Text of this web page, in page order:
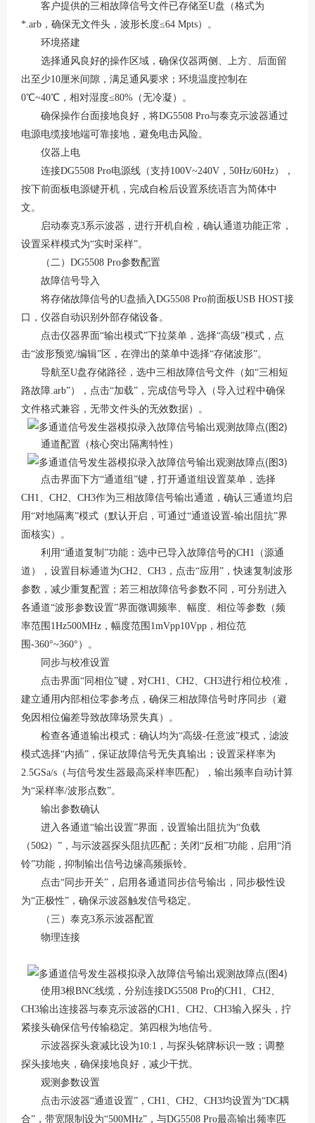
客户提供的三相故障信号文件已存储至U盘（格式为
*.arb，确保无文件头，波形长度≤64 Mpts）。
环境搭建
选择通风良好的操作区域，确保仪器两侧、上方、后面留
出至少10厘米间隙，满足通风要求；环境温度控制在
0℃~40℃，相对湿度≤80%（无冷凝）。
确保操作台面接地良好，将DG5508 Pro与泰克示波器通过
电源电缆接地端可靠接地，避免电击风险。
仪器上电
连接DG5508 Pro电源线（支持100V~240V，50Hz/60Hz），
按下前面板电源键开机，完成自检后设置系统语言为简体中
文。
启动泰克3系示波器，进行开机自检，确认通道功能正常，
设置采样模式为“实时采样”。
（二） DG5508 Pro参数配置
故障信号导入
将存储故障信号的U盘插入DG5508 Pro前面板USB HOST接
口，仪器自动识别外部存储设备。
点击仪器界面“输出模式”下拉菜单，选择“高级”模式，点
击“波形预览/编辑”区，在弹出的菜单中选择“存储波形”。
导航至U盘存储路径，选中三相故障信号文件（如“三相短
路故障.arb”），点击“加载”，完成信号导入（导入过程中确保
文件格式兼容，无带文件头的无效数据）。
通道配置（核心突出隔离特性）
点击界面下方“通道组”键，打开通道组设置菜单，选择
CH1、CH2、CH3作为三相故障信号输出通道，确认三通道均启
用“对地隔离”模式（默认开启，可通过“通道设置-输出阻抗”界
面核实）。
利用“通道复制”功能：选中已导入故障信号的CH1（源通
道），设置目标通道为CH2、CH3，点击“应用”，快速复制波形
参数，减少重复配置；若三相故障信号参数不同，可分别进入
各通道“波形参数设置”界面微调频率、幅度、相位等参数（频
率范围1Hz500MHz，幅度范围1mVpp10Vpp，相位范
围-360°~360°）。
同步与校准设置
点击界面“同相位”键，对CH1、CH2、CH3进行相位校准，
建立通用内部相位零参考点，确保三相故障信号时序同步（避
免因相位偏差导致故障场景失真）。
检查各通道输出模式：确认均为“高级-任意波”模式，滤波
模式选择“内插”，保证故障信号无失真输出；设置采样率为
2.5GSa/s（与信号发生器最高采样率匹配），输出频率自动计算
为“采样率/波形点数”。
输出参数确认
进入各通道“输出设置”界面，设置输出阻抗为“负载
（50Ω）”，与示波器探头阻抗匹配；关闭“反相”功能，启用“消
铃”功能，抑制输出信号边缘高频振铃。
点击“同步开关”，启用各通道同步信号输出，同步极性设
为“正极性”，确保示波器触发信号稳定。
（三）泰克3系示波器配置
物理连接
使用3根BNC线缆，分别连接DG5508 Pro的CH1、CH2、
CH3输出连接器与泰克示波器的CH1、CH2、CH3输入探头，拧
紧接头确保信号传输稳定。 第四根为地信号。
示波器探头衰减比设为10:1，与探头铭牌标识一致；调整
探头接地夹，确保接地良好，减少干扰。
观测参数设置
点击示波器“通道设置”，CH1、CH2、CH3均设置为“DC耦
合”，带宽限制设为“500MHz”，与DG5508 Pro最高输出频率匹